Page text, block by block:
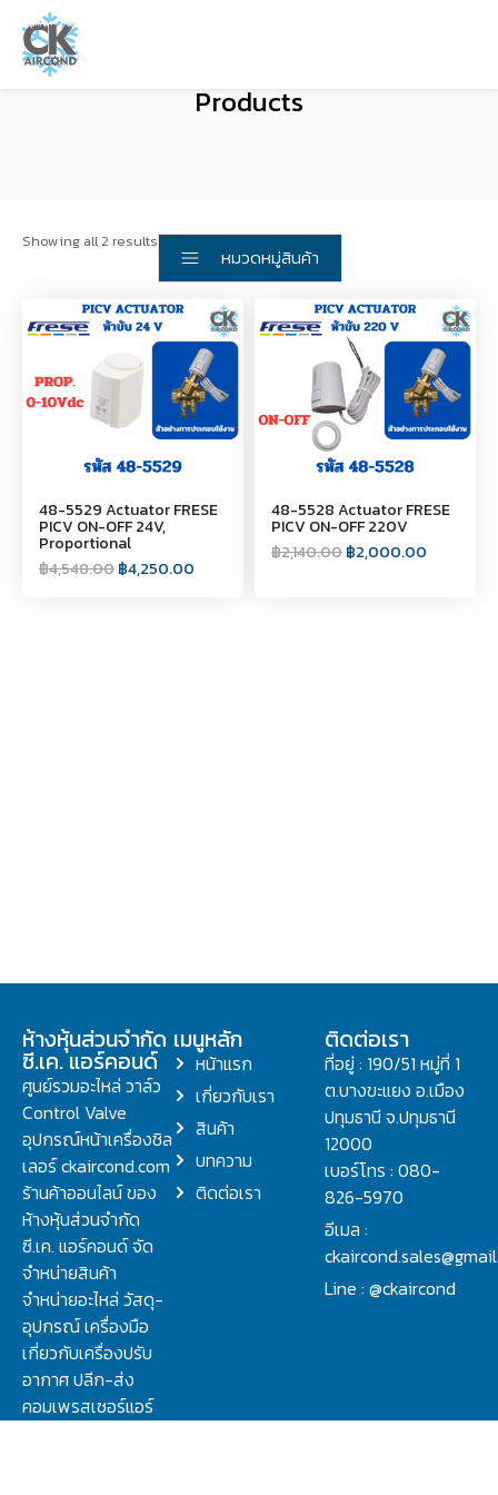
Products
Showing all 2 results
หมวดหมู่สินค้า
48-5529 Actuator FRESE
PICV ON-OFF 24V,
Proportional
฿4,548.00฿4,250.00
48-5528 Actuator FRESE
PICV ON-OFF 220V
฿2,140.00฿2,000.00
ห้างหุ้นส่วนจำกัด
ซี.เค. แอร์คอนด์
ศูนย์รวมอะไหล่ วาล์ว
Control Valve
อุปกรณ์หน้าเครื่องชิล
เลอร์ ckaircond.com
ร้านค้าออนไลน์ ของ
ห้างหุ้นส่วนจำกัด
ซี.เค. แอร์คอนด์ จัด
จำหน่ายสินค้า
จำหน่ายอะไหล่ วัสดุ-
อุปกรณ์ เครื่องมือ
เกี่ยวกับเครื่องปรับ
อากาศ ปลีก-ส่ง
คอมเพรสเซอร์แอร์
เมนูหลัก
หน้าแรก
เกี่ยวกับเรา
สินค้า
บทความ
ติดต่อเรา
ติดต่อเรา
ที่อยู่ : 190/51 หมู่ที่ 1
ต.บางขะแยง อ.เมือง
ปทุมธานี จ.ปทุมธานี
12000
เบอร์โทร : 080-
826-5970
อีเมล :
Line : @ckaircond